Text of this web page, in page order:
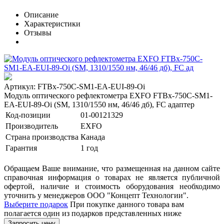
Описание
Характеристики
Отзывы
Артикул: FTBx-750C-SM1-EA-EUI-89-Oi
Модуль оптического рефлектометра EXFO FTBx-750C-SM1-
EA-EUI-89-Oi (SМ, 1310/1550 нм, 46/46 дб), FC адаптер
Код-позиции
01-00121329
Производитель
EXFO
Страна производства Канада
Гарантия
1 год
Обращаем Ваше внимание, что размещенная на данном сайте
справочная информация о товарах не является публичной
офертой, наличие и стоимость оборудования необходимо
уточнить у менеджеров ООО "Концепт Технологии".
Выберите подарок При покупке данного товара вам
полагается один из подарков представленных ниже